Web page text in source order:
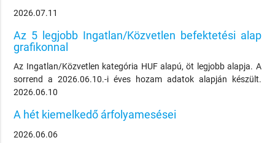
2026.07.11
Az 5 legjobb Ingatlan/Közvetlen befektetési alap
grafikonnal
Az Ingatlan/Közvetlen kategória HUF alapú, öt legjobb alapja. A
sorrend a 2026.06.10.-i éves hozam adatok alapján készült.
2026.06.10
A hét kiemelkedő árfolyamesései
2026.06.06